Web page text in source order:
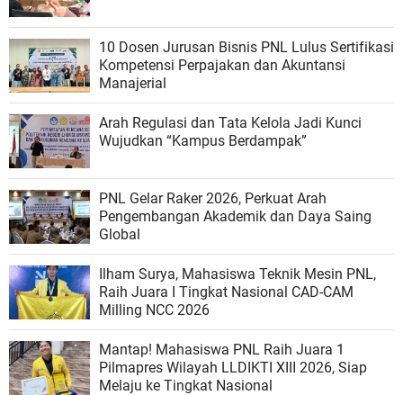
10 Dosen Jurusan Bisnis PNL Lulus Sertifikasi
Kompetensi Perpajakan dan Akuntansi
Manajerial
Arah Regulasi dan Tata Kelola Jadi Kunci
Wujudkan “Kampus Berdampak”
PNL Gelar Raker 2026, Perkuat Arah
Pengembangan Akademik dan Daya Saing
Global
Ilham Surya, Mahasiswa Teknik Mesin PNL,
Raih Juara I Tingkat Nasional CAD-CAM
Milling NCC 2026
Mantap! Mahasiswa PNL Raih Juara 1
Pilmapres Wilayah LLDIKTI XIII 2026, Siap
Melaju ke Tingkat Nasional